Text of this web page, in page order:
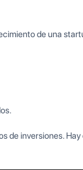
de una
de inversiones.